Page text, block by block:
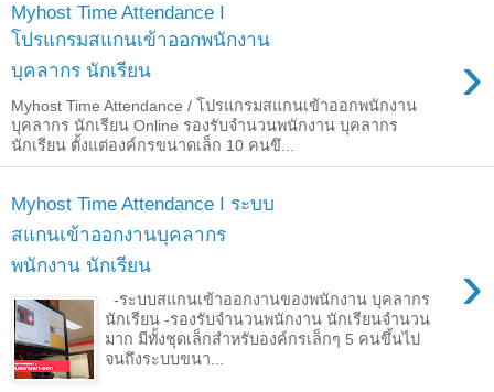
Myhost Time Attendance I
โปรแกรมสแกนเข้าออกพนักงาน
บุคลากร นักเรียน
›
Myhost Time Attendance / โปรแกรมสแกนเข้าออกพนักงาน
บุคลากร นักเรียน Online รองรับจำนวนพนักงาน บุคลากร
นักเรียน ตั้งแต่องค์กรขนาดเล็ก 10 คนขึ...
Myhost Time Attendance I ระบบ
สแกนเข้าออกงานบุคลากร
พนักงาน นักเรียน
›
-ระบบสแกนเข้าออกงานของพนักงาน บุคลากร
นักเรียน -รองรับจำนวนพนักงาน นักเรียนจำนวน
มาก มีทั้งชุดเล็กสำหรับองค์กรเล็กๆ 5 คนขึ้นไป
จนถึงระบบขนา...